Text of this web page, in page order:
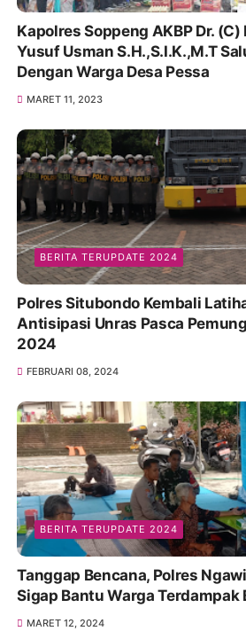
Kapolres Soppeng AKBP Dr.
Yusuf Usman S.H.,S.I.K.,M.T
Dengan Warga Desa Pessa
MARET 11, 2023
BERITA TERUPDATE 2024
Polres Situbondo Kembali
Antisipasi Unras Pasca
2024
FEBRUARI 08, 2024
BERITA TERUPDATE 2024
Tanggap Bencana, Polres
Sigap Bantu Warga Terdampak
MARET 12, 2024